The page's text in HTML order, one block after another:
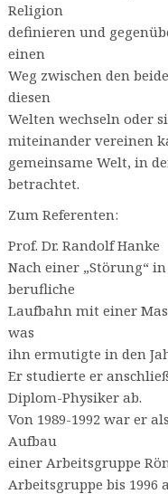
Religion
definieren und
einen
Weg zwischen den
diesen
Welten wechseln oder
miteinander vereinen
gemeinsame Welt, in
betrachtet.
Zum Referenten:
Prof. Dr. Randolf Hanke
Nach einer „Störung“
berufliche
Laufbahn mit einer
was
ihn ermutigte in den
Er studierte er
Diplom-Physiker ab.
Von 1989-1992 war er
Aufbau
einer Arbeitsgruppe
Arbeitsgruppe bis 1996